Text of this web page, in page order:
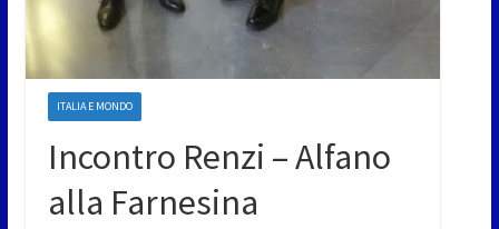
ITALIA E MONDO
Incontro Renzi – Alfano
alla Farnesina